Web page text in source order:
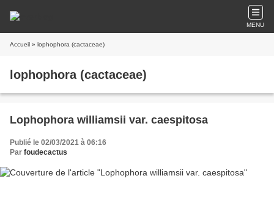
MENU
Accueil » lophophora (cactaceae)
lophophora (cactaceae)
Lophophora williamsii var. caespitosa
Publié le 02/03/2021 à 06:16
Par foudecactus